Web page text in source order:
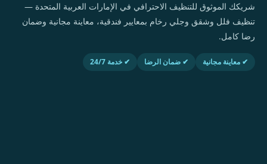
شريكك الموثوق للتنظيف الاحترافي في الإمارات العربية المتحدة —
تنظيف فلل وشقق وجلي رخام بمعايير فندقية، معاينة مجانية وضمان
رضا كامل.
✔ معاينة مجانية ✔ ضمان الرضا ✔ خدمة 24/7